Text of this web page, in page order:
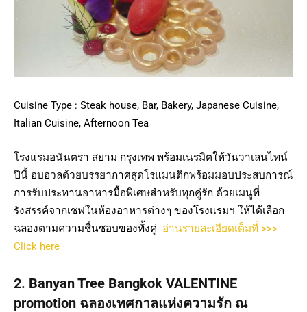
Cuisine Type : Steak house, Bar, Bakery, Japanese Cuisine,
Italian Cuisine, Afternoon Tea
โรงแรมอนันตรา สยาม กรุงเทพ พร้อมเนรมิตให้วันวาเลนไทน์
ปีนี้ อบอวลด้วยบรรยากาศสุดโรแมนติกพร้อมมอบประสบการณ์
การรับประทานอาหารมื้อพิเศษสำหรับทุกคู่รัก ด้วยเมนูที่
รังสรรค์จากเชฟในห้องอาหารต่างๆ ของโรงแรมฯ ให้ได้เลือก
ฉลองตามความชื่นชอบของทั้งคู่ อ่านรายละเอียดเต็มที่ >>>
Click here
2. Banyan Tree Bangkok VALENTINE
promotion ฉลองเทศกาลแห่งความรัก ณ